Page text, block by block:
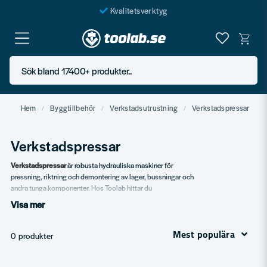
Kvalitetsverktyg
Fraktfritt över 999 SEK*
En järnhandel för alla
Butik i Göteborg
Sök bland 17400+ produkter..
Hem Byggtillbehör Verkstadsutrustning Verkstadspressar
Verkstadspressar
Verkstadspressarär robusta hydrauliska maskiner för
pressning, riktning och demontering av lager, bussningar och
andra tunga komponenter. Hos Toolab hittar du
verkstadspressar i flera kapaciteter, från mindre
hobbypressar till industripressar med 50+ tons kraft. Vi
klarar daglig drift.
Visa mer
0 produkter Mest populära